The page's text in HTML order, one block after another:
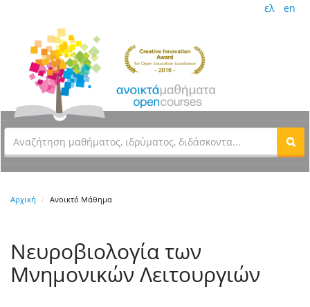
ελ en
Αρχική Ανοικτό Μάθημα
Νευροβιολογία των
Μνημονικών Λειτουργιών